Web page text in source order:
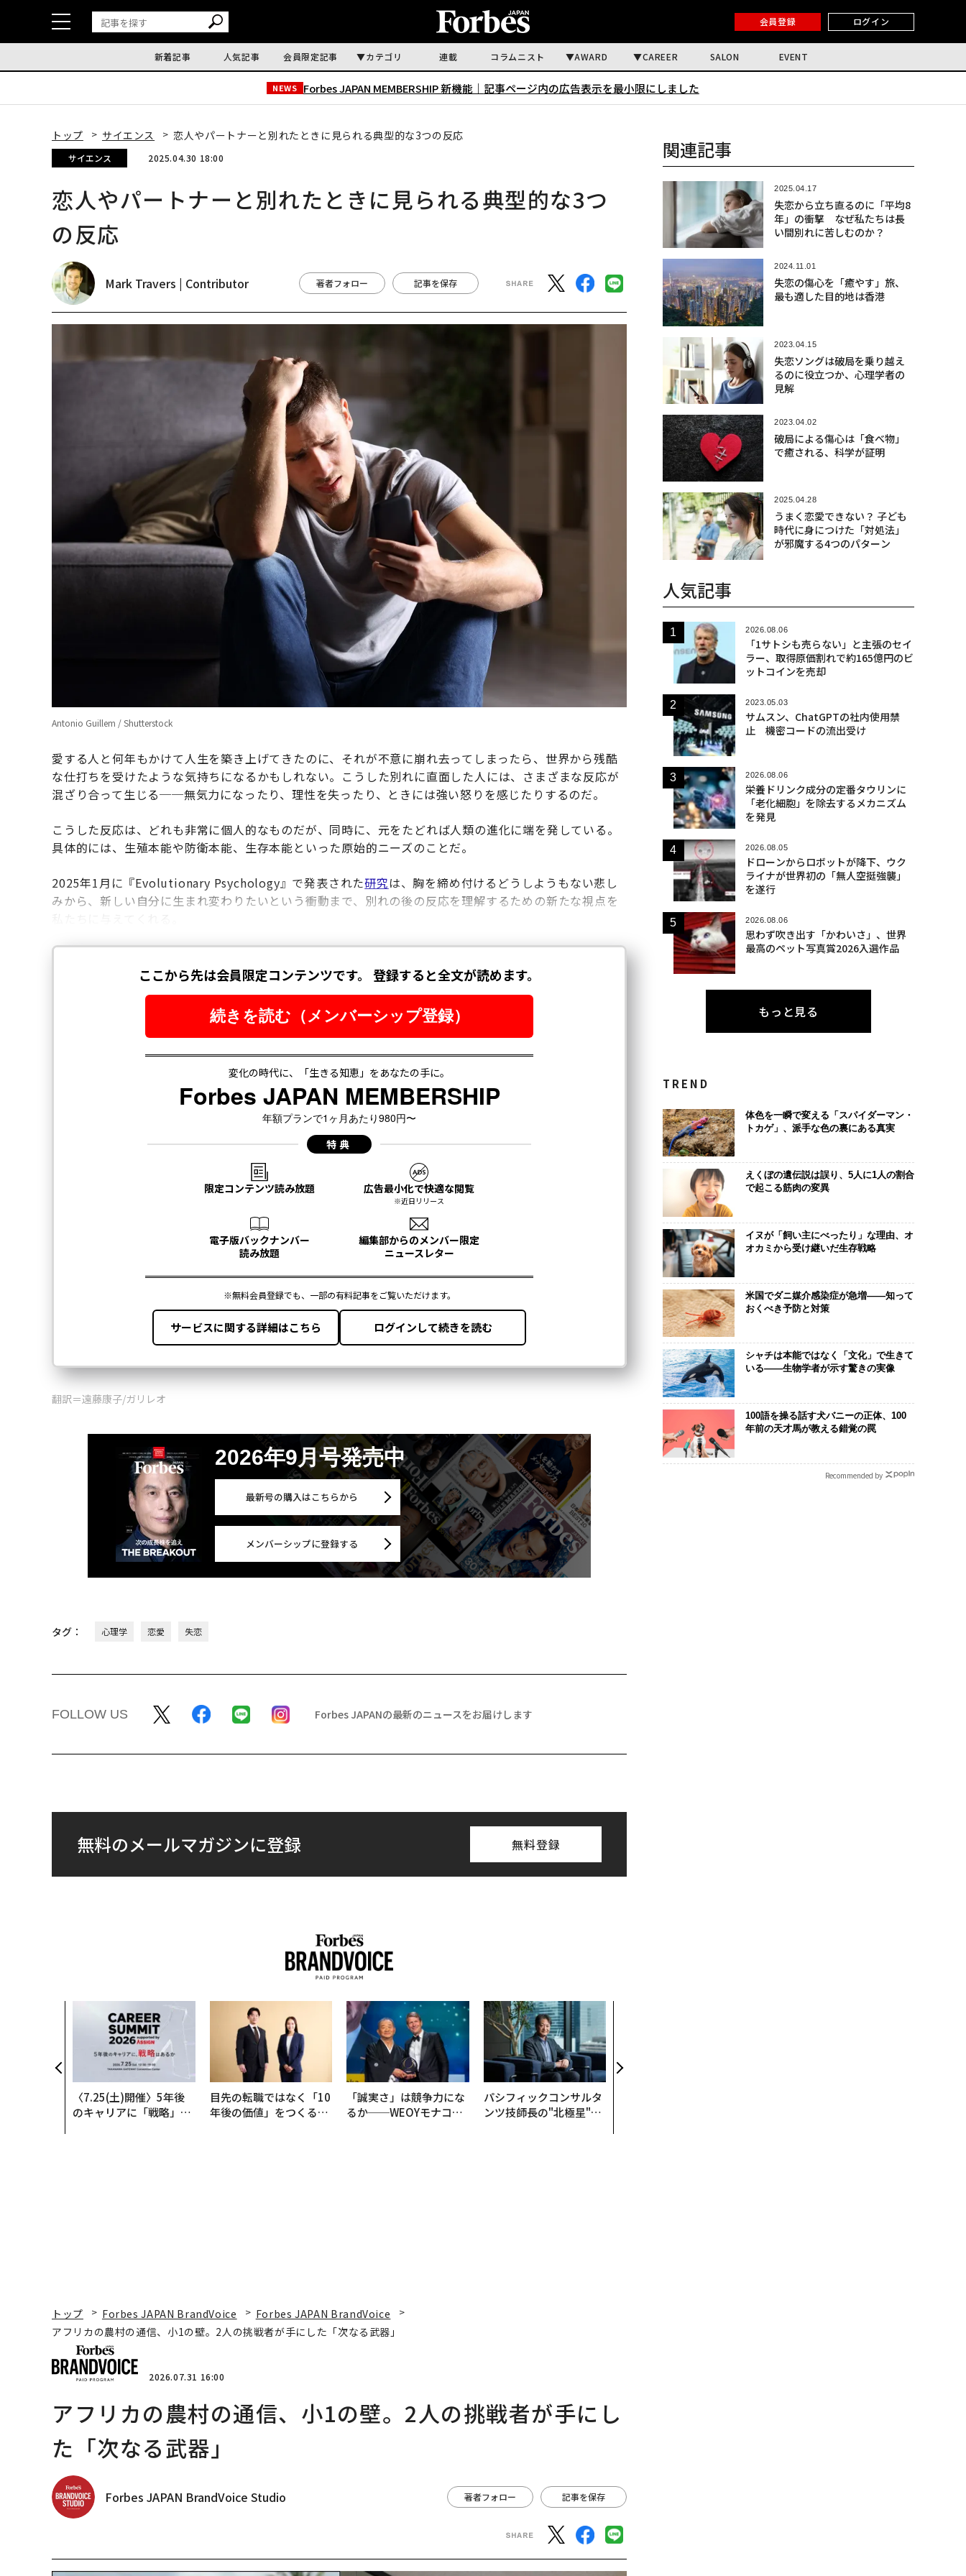
会員登録 ログイン
新着記事 人気記事 会員限定記事 カテゴリ 連載 コラムニスト AWARD CAREER SALON EVENT
NEWS Forbes JAPAN MEMBERSHIP 新機能｜ 記事ページ内の広告表示を最小限にしました
トップ サイエンス 恋人やパートナーと別れたときに見られる典型的な3つの反応
サイエンス 2025.04.30 18:00
恋人やパートナーと別れたときに見られる典型的な3つ
の反応
Mark Travers | Contributor 著者フォロー 記事を保存
Antonio Guillem / Shutterstock
愛する人と何年もかけて人生を築き上げてきたのに、それが不意に崩れ去ってしまったら、世界から残酷
な仕打ちを受けたような気持ちになるかもしれない。こうした別れに直面した人には、さまざまな反応が
混ざり合って生じる──無気力になったり、理性を失ったり、ときには強い怒りを感じたりするのだ。
こうした反応は、どれも非常に個人的なものだが、同時に、元をたどれば人類の進化に端を発している。
具体的には、生殖本能や防衛本能、生存本能といった原始的ニーズのことだ。
2025年1月に『Evolutionary Psychology』で発表された研究は、胸を締め付けるどうしようもない悲し
みから、新しい自分に生まれ変わりたいという衝動まで、別れの後の反応を理解するための新たな視点を
翻訳＝遠藤康子/ガリレオ
2026年9月号発売中
最新号の購入はこちらから
メンバーシップに登録する
タグ： 心理学 恋愛 失恋
FOLLOW US Forbes JAPANの最新のニュースをお届けします
無料のメールマガジンに登録 無料登録
〈7.25(土)開催〉5年後
のキャリアに「戦略」は
目先の転職ではなく「10
年後の価値」をつくる─
「誠実さ」は競争力にな
るか──WEOYモナコで
パシフィックコンサルタ
ンツ技師長の"北極星"。
×PwC】
関連記事
2025.04.17
失恋から立ち直るのに「平均8
年」の衝撃 なぜ私たちは長
い間別れに苦しむのか？
2024.11.01
失恋の傷心を「癒やす」旅、
最も適した目的地は香港
2023.04.15
失恋ソングは破局を乗り越え
るのに役立つか、心理学者の
見解
2023.04.02
破局による傷心は「食べ物」
で癒される、科学が証明
2025.04.28
うまく恋愛できない？ 子ども
時代に身につけた「対処法」
が邪魔する4つのパターン
人気記事
2026.08.06
「1サトシも売らない」と主張のセイ
ラー、取得原価割れで約165億円のビ
ットコインを売却
2023.05.03
サムスン、ChatGPTの社内使用禁
止 機密コードの流出受け
2026.08.06
栄養ドリンク成分の定番タウリンに
「老化細胞」を除去するメカニズム
を発見
2026.08.05
ドローンからロボットが降下、ウク
ライナが世界初の「無人空挺強襲」
を遂行
2026.08.06
思わず吹き出す「かわいさ」、世界
最高のペット写真賞2026入選作品
もっと見る
TREND
体色を一瞬で変える「スパイダーマン・
トカゲ」、派手な色の裏にある真実
えくぼの遺伝説は誤り、5人に1人の割合
で起こる筋肉の変異
イヌが「飼い主にべったり」な理由、オ
オカミから受け継いだ生存戦略
米国でダニ媒介感染症が急増——知って
おくべき予防と対策
シャチは本能ではなく「文化」で生きて
いる——生物学者が示す驚きの実像
100語を操る話す犬バニーの正体、100
年前の天才馬が教える錯覚の罠
Recommended by
トップ Forbes JAPAN BrandVoice
Forbes JAPAN BrandVoice
アフリカの農村の通信、小1の壁。2人の挑戦者が手にした「次なる武器」
2026.07.31 16:00
アフリカの農村の通信、小1の壁。2人の挑戦者が手にし
た「次なる武器」
Forbes JAPAN BrandVoice Studio 著者フォロー 記事を保存